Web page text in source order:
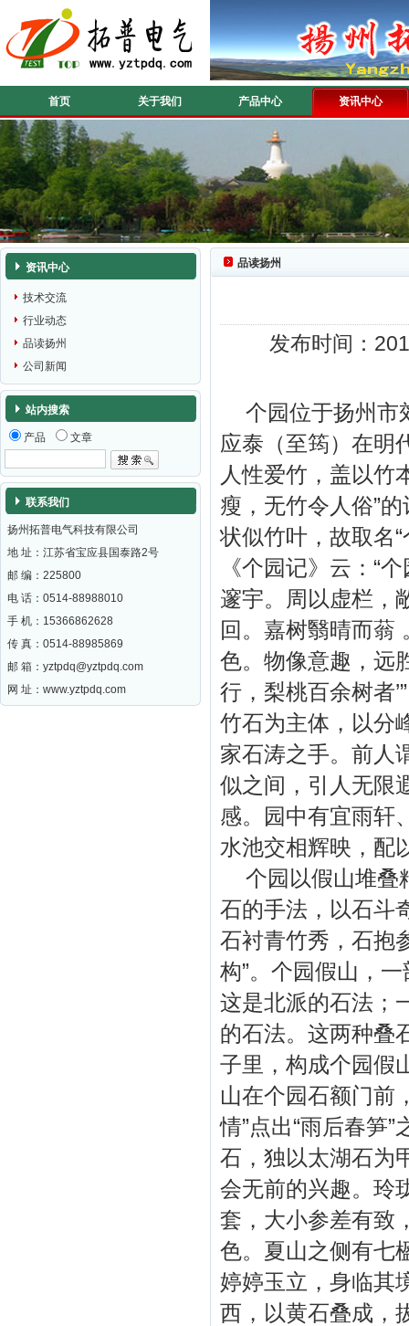
首页 关于我们 产品中心 资讯中心
资讯中心
技术交流
行业动态
品读扬州
公司新闻
站内搜索
产品 文章
联系我们
扬州拓普电气科技有限公司
地 址：江苏省宝应县国泰路2号
邮 编： 225800
电 话：0514-88988010
手 机：15366862628
传 真：0514-88985869
邮 箱： yztpdq@yztpdq.com
网 址： www.yztpdq.com
品读扬州
发布时间：
个园位于扬州市
应泰（至筠）在明
人性爱竹，盖以竹
瘦，无竹令人俗”
状似竹叶，故取名
《个园记》云：“
邃宇。周以虚栏，
回。嘉树翳晴而蓊
色。物像意趣，远
行，梨桃百余树者
竹石为主体，以分
家石涛之手。前人
似之间，引人无限
感。园中有宜雨轩
水池交相辉映，配
个园以假山堆叠
石的手法，以石斗
石衬青竹秀，石
构”。个园假山，
这是北派的石法；
的石法。这两种叠
子里，构成个园假
山在个园石额门前
情”点出“雨后春笋
石，独以太湖石为
会无前的兴趣。玲
套，大小参差有致
色。夏山之侧有七
婷婷玉立，身临其
西，以黄石叠成，